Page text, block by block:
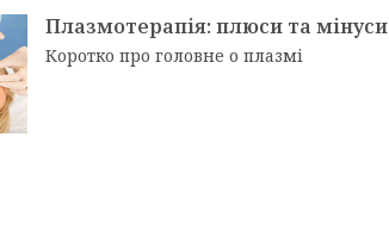
Плазмотерапія: плюси та мінуси
Коротко про головне о плазмі